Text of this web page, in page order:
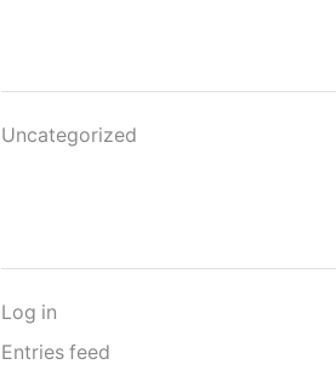
Uncategorized
Log in
Entries feed